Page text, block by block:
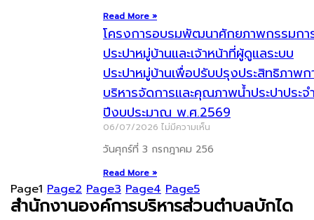
Read More »
โครงการอบรมพัฒนาศักยภาพกรรมกา
ประปาหมู่บ้านและเจ้าหน้าที่ผู้ดูแลระบบ
ประปาหมู่บ้านเพื่อปรับปรุงประสิทธิภาพก
บริหารจัดการและคุณภาพน้ำประปาประจ
ปีงบประมาณ พ.ศ.2569
06/07/2026 ไม่มีความเห็น
วันศุกร์ที่ 3 กรกฎาคม 256
Read More »
Page1 Page2 Page3 Page4 Page5
สำนักงานองค์การบริหารส่วนตำบลบักได